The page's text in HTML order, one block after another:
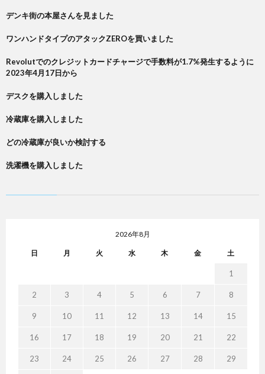
デンキ街の本屋さんを見ました
ワンハンドタイプのアタックZEROを買いました
Revolutでのクレジットカードチャージで手数料が1.7%発生するように
2023年4月17日から
デスクを購入しました
冷蔵庫を購入しました
どの冷蔵庫が良いか検討する
洗濯機を購入しました
2026年8月
日 月 火 水 木 金 土
1
2 3 4 5 6 7 8
9 10 11 12 13 14 15
16 17 18 19 20 21 22
23 24 25 26 27 28 29